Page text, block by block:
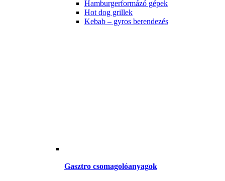
Hamburgerformázó gépek
Hot dog grillek
Kebab – gyros berendezés
Gasztro csomagolóanyagok